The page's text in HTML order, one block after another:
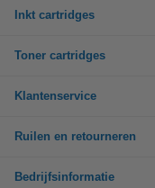
Inkt cartridges
Toner cartridges
Klantenservice
Ruilen en retourneren
Bedrijfsinformatie